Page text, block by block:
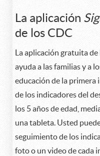
La aplicación
de los CDC
La aplicación gratuita de
ayuda a las familias y a
educación de la primera
de los indicadores del
los 5 años de edad,
una tableta. Usted
seguimiento de los
foto o un video de cada